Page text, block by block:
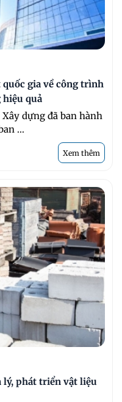
gia về công trình
hiệu quả
dựng đã ban hành
...
Xem thêm
lý, phát triển vật liệu